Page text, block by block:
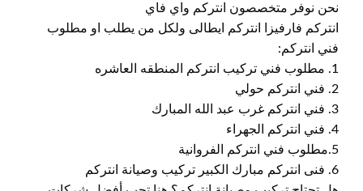
نحن نوفر متخصصون انتركم واي فاي
انتركم فارفيزا انتركم ايطالى ولكل من يطلب او مطلوب
فني انتركم:
1. مطلوب فني تركيب انتركم المنطقه العاشره
2. فني انتركم حولي
3. فني انتركم غرب عبد الله المبارك
4. فني انتركم الجهراء
5.مطلوب فني انتركم الفروانية
6. فنى انتركم مبارك الكبير تركيب وصيانة انتركم